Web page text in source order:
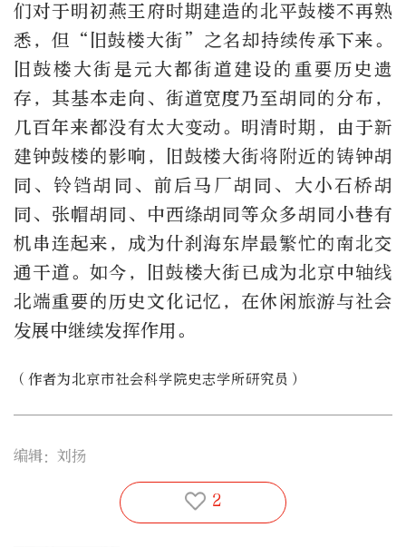
们对于明初燕王府时期建造的北平鼓楼不再熟
悉，但“旧鼓楼大街”之名却持续传承下来。
旧鼓楼大街是元大都街道建设的重要历史遗
存，其基本走向、街道宽度乃至胡同的分布，
几百年来都没有太大变动。明清时期，由于新
建钟鼓楼的影响，旧鼓楼大街将附近的铸钟胡
同、铃铛胡同、前后马厂胡同、大小石桥胡
同、张帽胡同、中西绦胡同等众多胡同小巷有
机串连起来，成为什刹海东岸最繁忙的南北交
通干道。如今，旧鼓楼大街已成为北京中轴线
北端重要的历史文化记忆，在休闲旅游与社会
发展中继续发挥作用。
（作者为北京市社会科学院史志学所研究员）
编辑：刘扬
2